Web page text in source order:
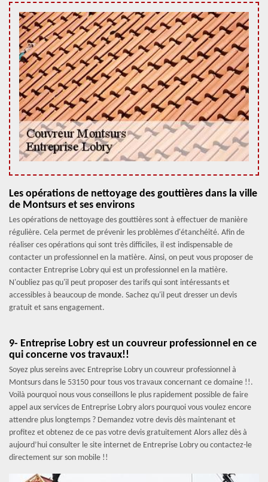
Les opérations de nettoyage des gouttières dans la ville
de Montsurs et ses environs
Les opérations de nettoyage des gouttières sont à effectuer de manière
régulière. Cela permet de prévenir les problèmes d'étanchéité. Afin de
réaliser ces opérations qui sont très difficiles, il est indispensable de
contacter un professionnel en la matière. Ainsi, on peut vous proposer de
contacter Entreprise Lobry qui est un professionnel en la matière.
N'oubliez pas qu'il peut proposer des tarifs qui sont intéressants et
accessibles à beaucoup de monde. Sachez qu'il peut dresser un devis
gratuit et sans engagement.
9- Entreprise Lobry est un couvreur professionnel en ce
qui concerne vos travaux!!
Soyez plus sereins avec Entreprise Lobry un couvreur professionnel à
Montsurs dans le 53150 pour tous vos travaux concernant ce domaine !!.
Voilà pourquoi nous vous conseillons le plus rapidement possible de faire
appel aux services de Entreprise Lobry alors pourquoi vous voulez encore
attendre plus longtemps ? Demandez votre devis dès maintenant et
profitez et obtenez de ce pas votre devis gratuitement Alors allez dès à
aujourd’hui consulter le site internet de Entreprise Lobry ou contactez-le
directement sur son mobile !!